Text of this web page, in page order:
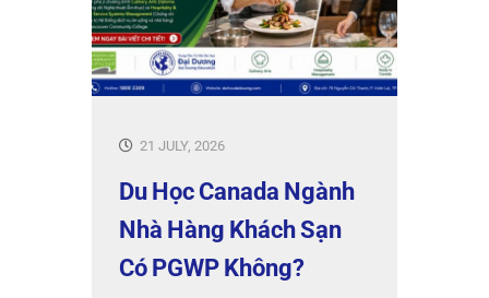
21 JULY, 2026
Du Học Canada Ngành
Nhà Hàng Khách Sạn
Có PGWP Không?